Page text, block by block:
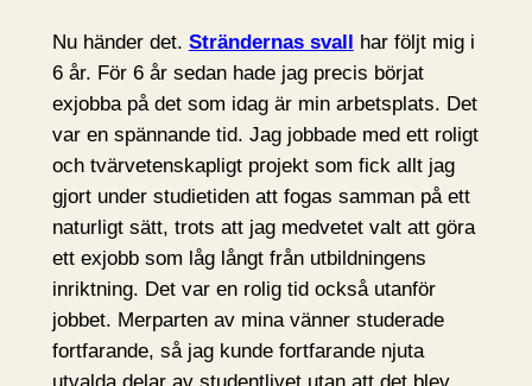
Nu händer det. Strändernas svall har följt mig i
6 år. För 6 år sedan hade jag precis börjat
exjobba på det som idag är min arbetsplats. Det
var en spännande tid. Jag jobbade med ett roligt
och tvärvetenskapligt projekt som fick allt jag
gjort under studietiden att fogas samman på ett
naturligt sätt, trots att jag medvetet valt att göra
ett exjobb som låg långt från utbildningens
inriktning. Det var en rolig tid också utanför
jobbet. Merparten av mina vänner studerade
fortfarande, så jag kunde fortfarande njuta